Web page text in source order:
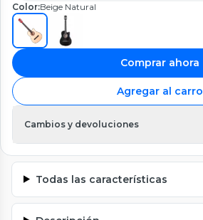
Color:Beige Natural
Comprar ahora
Agregar al carro
Cambios y devoluciones
Todas las características